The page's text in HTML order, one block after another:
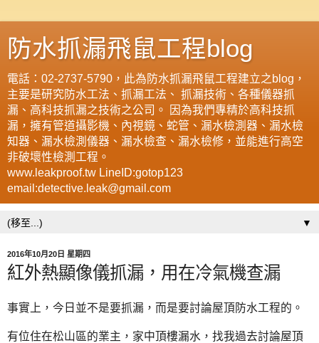
防水抓漏飛鼠工程blog
電話：02-2737-5790，此為防水抓漏飛鼠工程建立之blog，
主要是研究防水工法、抓漏工法、 抓漏技術、各種儀器抓
漏、高科技抓漏之技術之公司。 因為我們專精於高科技抓
漏，擁有管道攝影機、內視鏡、蛇管、漏水檢測器、漏水檢
知器、漏水檢測儀器、漏水檢查、漏水檢修，並能進行高空
非破壞性檢測工程。
www.leakproof.tw LineID:gotop123
email:detective.leak@gmail.com
▼
2016年10月20日 星期四
紅外熱顯像儀抓漏，用在冷氣機查漏
事實上，今日並不是要抓漏，而是要討論屋頂防水工程的。
有位住在松山區的業主，家中頂樓漏水，找我過去討論屋頂